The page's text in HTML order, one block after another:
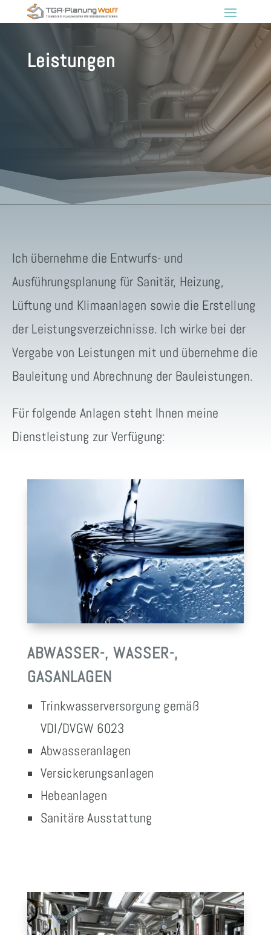
Leistungen
Ich übernehme die Entwurfs- und
Ausführungsplanung für Sanitär, Heizung,
Lüftung und Klimaanlagen sowie die Erstellung
der Leistungsverzeichnisse. Ich wirke bei der
Vergabe von Leistungen mit und übernehme die
Bauleitung und Abrechnung der Bauleistungen.
Für folgende Anlagen steht Ihnen meine
Dienstleistung zur Verfügung:
ABWASSER-, WASSER-,
GASANLAGEN
Trinkwasserversorgung gemäß
VDI/DVGW 6023
Abwasseranlagen
Versickerungsanlagen
Hebeanlagen
Sanitäre Ausstattung